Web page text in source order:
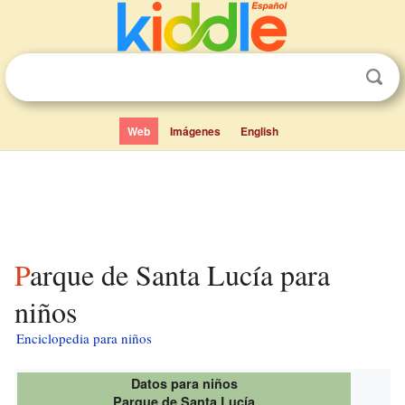
Web Imágenes English
Parque de Santa Lucía para
niños
Enciclopedia para niños
Datos para niños
Parque de Santa Lucía